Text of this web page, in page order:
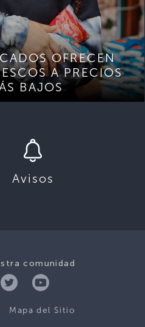
OFRECEN
A PRECIOS
BAJOS
Avisos
comunidad
Mapa del Sitio